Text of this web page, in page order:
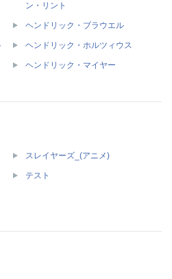
ン・リント
ヘンドリック・ブラウエル
ヘンドリック・ホルツィウス
ヘンドリック・マイヤー
スレイヤーズ_(アニメ)
テスト